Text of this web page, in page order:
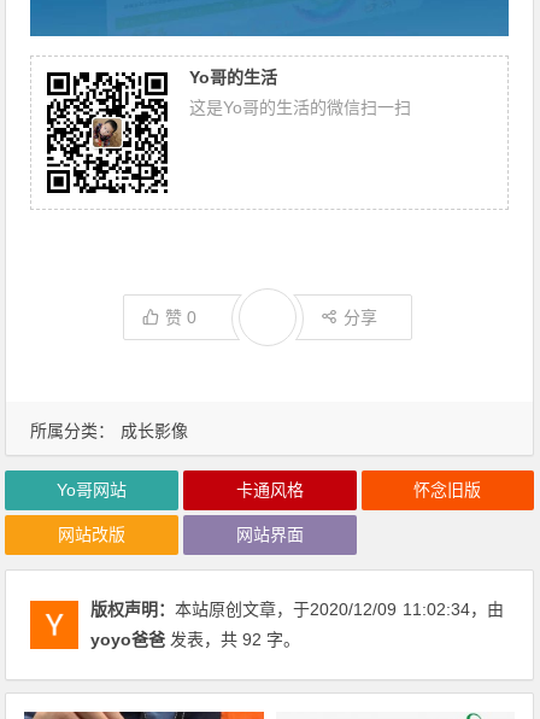
所属分类： 成长影像
Yo哥的生活
这是Yo哥的生活的微信扫一扫
赞0 分享
Yo哥网站 卡通风格 怀念旧版
网站改版 网站界面
版权声明：本站原创文章，于2020/12/09 11:02:34，由
yoyo爸爸 发表，共 92 字。